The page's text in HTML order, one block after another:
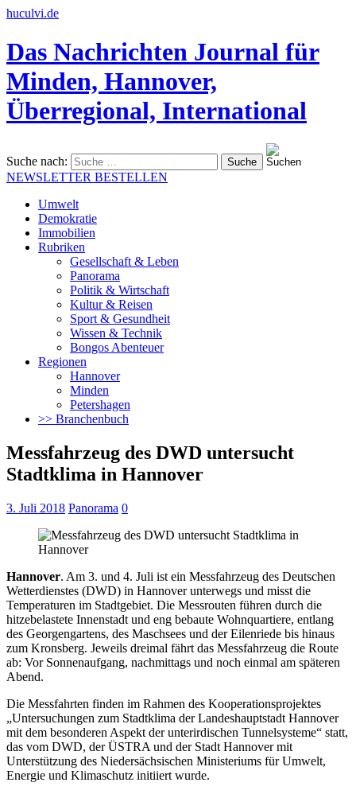
huculvi.de
Das Nachrichten Journal für
Minden, Hannover,
Überregional, International
Suche nach:
NEWSLETTER BESTELLEN
Umwelt
Demokratie
Immobilien
Rubriken
Gesellschaft & Leben
Panorama
Politik & Wirtschaft
Kultur & Reisen
Sport & Gesundheit
Wissen & Technik
Bongos Abenteuer
Regionen
Hannover
Minden
Petershagen
>> Branchenbuch
Messfahrzeug des DWD untersucht
Stadtklima in Hannover
3. Juli 2018 Panorama 0
Hannover. Am 3. und 4. Juli ist ein Messfahrzeug des Deutschen
Wetterdienstes (DWD) in Hannover unterwegs und misst die
Temperaturen im Stadtgebiet. Die Messrouten führen durch die
hitzebelastete Innenstadt und eng bebaute Wohnquartiere, entlang
des Georgengartens, des Maschsees und der Eilenriede bis hinaus
zum Kronsberg. Jeweils dreimal fährt das Messfahrzeug die Route
ab: Vor Sonnenaufgang, nachmittags und noch einmal am späteren
Abend.
Die Messfahrten finden im Rahmen des Kooperationsprojektes
„Untersuchungen zum Stadtklima der Landeshauptstadt Hannover
mit dem besonderen Aspekt der unterirdischen Tunnelsysteme“ statt,
das vom DWD, der ÜSTRA und der Stadt Hannover mit
Unterstützung des Niedersächsischen Ministeriums für Umwelt,
Energie und Klimaschutz initiiert wurde.